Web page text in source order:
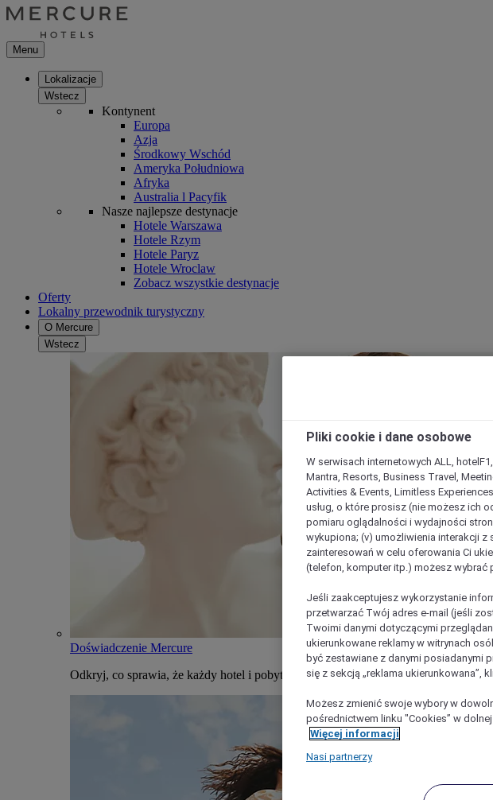
Menu
Lokalizacje
Wstecz
Kontynent
Europa
Azja
Środkowy Wschód
Ameryka Południowa
Afryka
Australia l Pacyfik
Nasze najlepsze destynacje
Hotele Warszawa
Hotele Rzym
Hotele Paryz
Hotele Wroclaw
Zobacz wszystkie destynacje
Oferty
Lokalny przewodnik turystyczny
O Mercure
Wstecz
Doświadczenie Mercure
Odkryj, co sprawia, że każdy hotel i pobyt w Mercure jest wyjątkowy
Pliki cookie i dane osobowe
W serwisach internetowych ALL,
Mantra, Resorts, Business Travel,
Activities & Events, Limitless
usług, o które prosisz (nie możesz ich
pomiaru oglądalności i wydajności
wykupiona; (v) umożliwienia interakcji
zainteresowań w celu oferowania Ci
(telefon, komputer itp.) możesz wybrać
Jeśli zaakceptujesz wykorzystanie
przetwarzać Twój adres e-mail (jeśli
Twoimi danymi dotyczącymi
ukierunkowane reklamy w witrynach
być zestawiane z danymi posiadanymi
się z sekcją „reklama ukierunkowana”,
Możesz zmienić swoje wybory w
pośrednictwem linku "Cookies” w
Więcej informacji
Nasi partnerzy